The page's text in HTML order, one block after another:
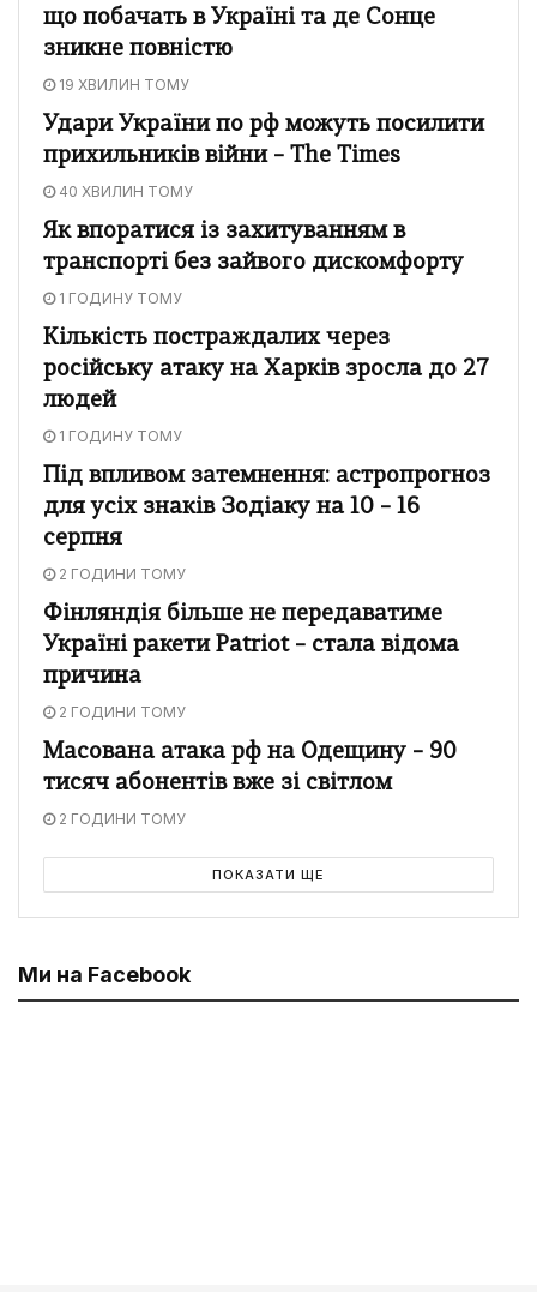
що побачать в Україні та де Сонце
зникне повністю
19 ХВИЛИН ТОМУ
Удари України по рф можуть посилити
прихильників війни – The Times
40 ХВИЛИН ТОМУ
Як впоратися із захитуванням в
транспорті без зайвого дискомфорту
1 ГОДИНУ ТОМУ
Кількість постраждалих через
російську атаку на Харків зросла до 27
людей
1 ГОДИНУ ТОМУ
Під впливом затемнення: астропрогноз
для усіх знаків Зодіаку на 10 – 16
серпня
2 ГОДИНИ ТОМУ
Фінляндія більше не передаватиме
Україні ракети Patriot – стала відома
причина
2 ГОДИНИ ТОМУ
Масована атака рф на Одещину – 90
тисяч абонентів вже зі світлом
2 ГОДИНИ ТОМУ
ПОКАЗАТИ ЩЕ
Ми на Facebook